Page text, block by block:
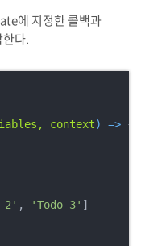
에 지정한 콜백과
다.
context) => {
2' , 'Todo 3' ]